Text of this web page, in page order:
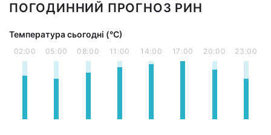
ПОГОДИННИЙ ПРОГНОЗ РИН
Температура сьогодні (°С)
02:00 05:00 08:00 11:00 14:00 17:00 20:00 23:00